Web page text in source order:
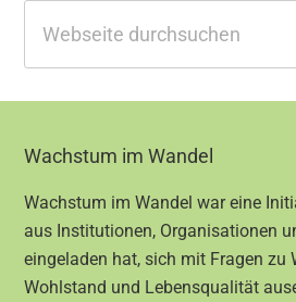
durchsuchen
Footer
Wachstum im Wandel
Wachstum im Wandel war eine
aus Institutionen, Organisationen
eingeladen hat, sich mit Fragen zu
Wohlstand und Lebensqualität